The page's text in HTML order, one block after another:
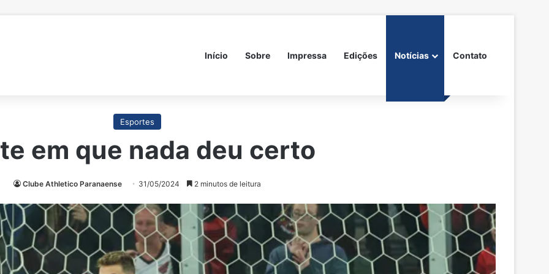
Início Sobre Impressa Edições Notícias Contato
Esportes
em que nada deu certo
Clube Athletico Paranaense 31/05/2024 2 minutos de leitura